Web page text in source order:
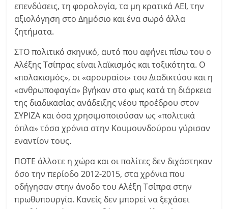
επενδύσεις, τη φορολογία, τα μη κρατικά ΑΕΙ, την
αξιολόγηση στο Δημόσιο και ένα σωρό άλλα
ζητήματα.
ΣΤΟ πολιτικό σκηνικό, αυτό που αφήνει πίσω του ο
Αλέξης Τσίπρας είναι λαϊκισμός και τοξικότητα. Ο
«πολακισμός», οι «αρουραίοι» του Διαδικτύου και η
«ανθρωποφαγία» βγήκαν στο φως κατά τη διάρκεια
της διαδικασίας ανάδειξης νέου προέδρου στον
ΣΥΡΙΖΑ και όσα χρησιμοποιούσαν ως «πολιτικά
όπλα» τόσα χρόνια στην Κουμουνδούρου γύρισαν
εναντίον τους.
ΠΟΤΕ άλλοτε η χώρα και οι πολίτες δεν διχάστηκαν
όσο την περίοδο 2012-2015, στα χρόνια που
οδήγησαν στην άνοδο του Αλέξη Τσίπρα στην
πρωθυπουργία. Κανείς δεν μπορεί να ξεχάσει